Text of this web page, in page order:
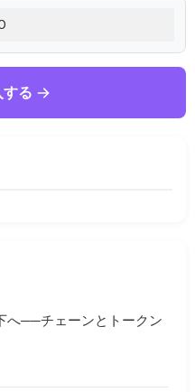
る
へ──チェーンとトークン